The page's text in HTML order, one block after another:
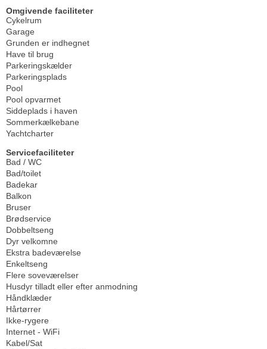
Omgivende faciliteter
Cykelrum
Garage
Grunden er indhegnet
Have til brug
Parkeringskælder
Parkeringsplads
Pool
Pool opvarmet
Siddeplads i haven
Sommerkælkebane
Yachtcharter
Servicefaciliteter
Bad / WC
Bad/toilet
Badekar
Balkon
Bruser
Brødservice
Dobbeltseng
Dyr velkomne
Ekstra badeværelse
Enkeltseng
Flere soveværelser
Husdyr tilladt eller efter anmodning
Håndklæder
Hårtørrer
Ikke-rygere
Internet - WiFi
Kabel/Sat